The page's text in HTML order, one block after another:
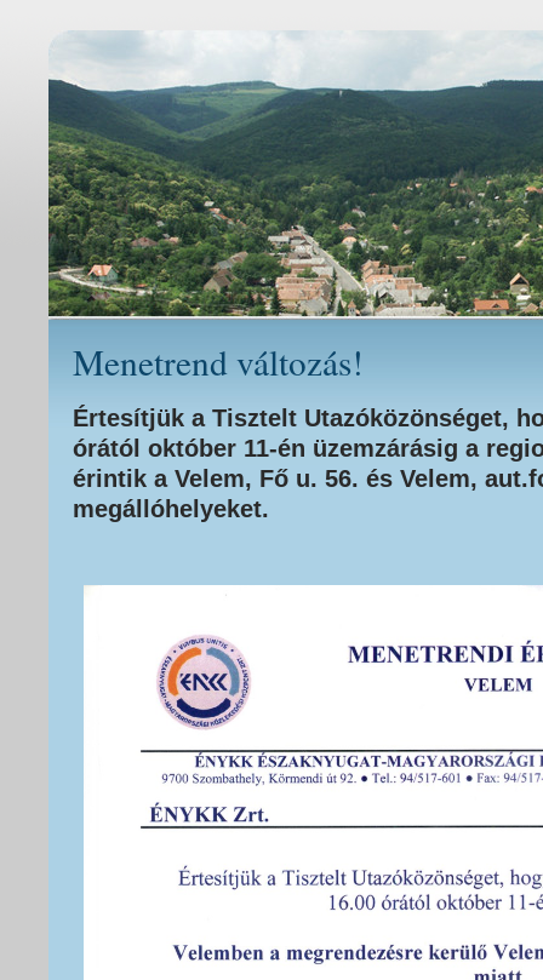
Menetrend változás!
Értesítjük a Tisztelt Utazóközönséget,
órától október 11-én üzemzárásig a
érintik a Velem, Fő u. 56. és Velem,
megállóhelyeket.